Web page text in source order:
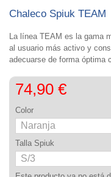
Chaleco Spiuk TEAM
La línea TEAM es la gama
al usuario más activo y
adecuarse de forma óptima
74,90 €
Color
Talla Spiuk